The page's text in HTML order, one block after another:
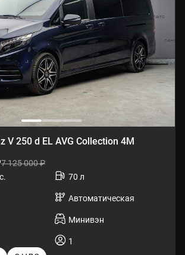
V 250 d EL AVG Collection 4M
7 125 000 ₽
70 л
Автоматическая
Минивэн
1